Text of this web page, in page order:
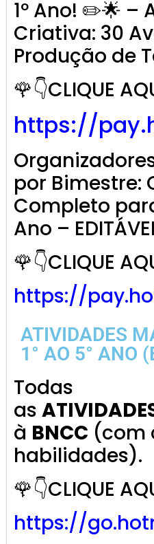
1º Ano! ✏️🌟 –
Criativa: 30
Produção de
🌹👇CLIQUE
https://
por Bimestre:
Completo
Ano –
🌹👇CLIQUE
https://
ATIVIDADES
1° AO 5° ANO
Todas
as
à BNCC (com
habilidades).
🌹👇CLIQUE
https://